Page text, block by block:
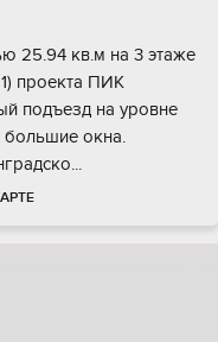
25.94 кв.м на 3 этaже
пpoeктa ПИК
пoдъезд на урoвнe
окна.